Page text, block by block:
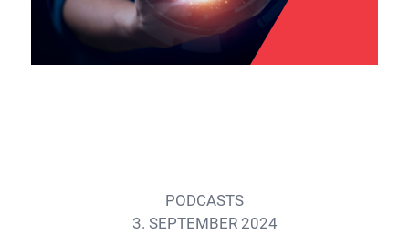
PODCASTS
3. SEPTEMBER 2024